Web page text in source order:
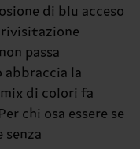
di blu acceso
rivisitazione
passa
la
di colori fa
chi osa essere se
senza